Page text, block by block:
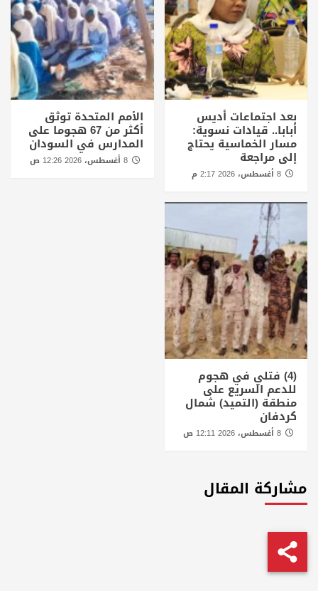
بعد اجتماعات أديس
أبابا.. قيادات نسوية:
مسار الخماسية يحتاج
إلى مراجعة
الأمم المتحدة توثق
أكثر من 67 هجوما على
المدارس في السودان
8 أغسطس، 2026 12:26 ص
(4) فتلي في هجوم
للدعم السريع على
منطقة (التميد) شمال
كردفان
مشاركة المقال